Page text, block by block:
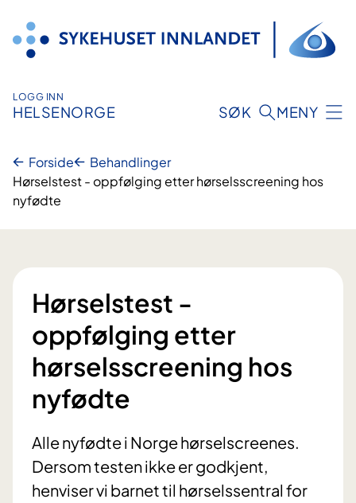
innhold
LOGG INN
HELSENORGE SØK MENY
Forside
Behandlinger
Hørselstest - oppfølging etter hørselsscreening hos
nyfødte
Hørselstest -
oppfølging etter
hørselsscreening hos
nyfødte
Alle nyfødte i Norge hørselscreenes.
Dersom testen ikke er godkjent,
henviser vi barnet til hørselssentral for